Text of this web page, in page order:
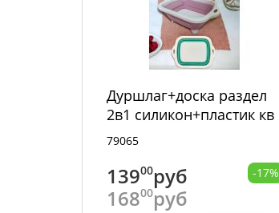
Дуршлаг+доска раздел
2в1 силикон+пластик кв
складной 21х18х10см
79065
13900руб
16800руб
-17%